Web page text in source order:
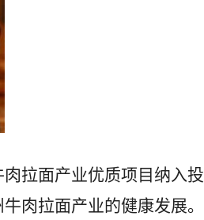
拉面产业优质项目纳入投
肉拉面产业的健康发展。